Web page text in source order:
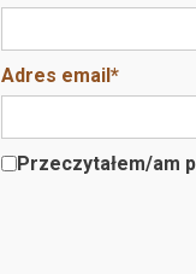
Adres email*
Przeczytałem/am